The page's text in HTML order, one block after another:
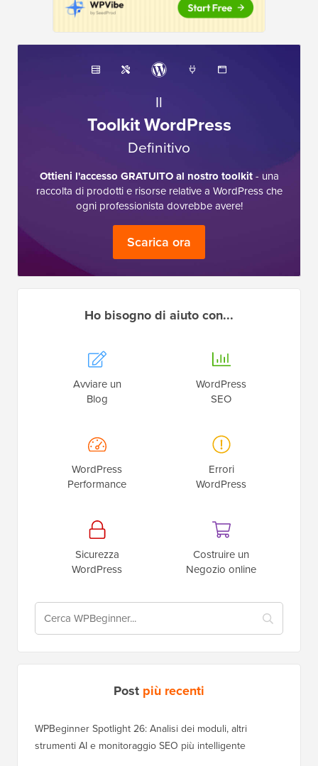
Il
Toolkit WordPress
Definitivo
Ottieni l'accesso GRATUITO al nostro toolkit- una
raccolta di prodotti e risorse relative a WordPress che
ogni professionista dovrebbe avere!
Scarica ora
Ho bisogno di aiuto con...
Avviare un
Blog
WordPress
SEO
WordPress
Performance
Errori
WordPress
Sicurezza
WordPress
Costruire un
Negozio online
Post più recenti
WPBeginner Spotlight 26: Analisi dei moduli, altri
strumenti AI e monitoraggio SEO più intelligente